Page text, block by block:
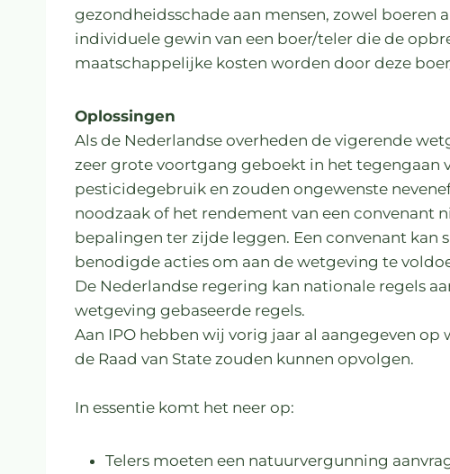
gezondheidsschade aan mensen, zowel boeren
individuele gewin van een boer/teler die de
maatschappelijke kosten worden door deze
Oplossingen
Als de Nederlandse overheden de vigerende
zeer grote voortgang geboekt in het tegengaan
pesticidegebruik en zouden ongewenste
noodzaak of het rendement van een convenant
bepalingen ter zijde leggen. Een convenant kan
benodigde acties om aan de wetgeving te
De Nederlandse regering kan nationale regels
wetgeving gebaseerde regels.
Aan IPO hebben wij vorig jaar al aangegeven
de Raad van State zouden kunnen opvolgen.
In essentie komt het neer op:
Telers moeten een natuurvergunning